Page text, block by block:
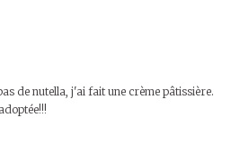
de nutella, j'ai fait une crème pâtissière.